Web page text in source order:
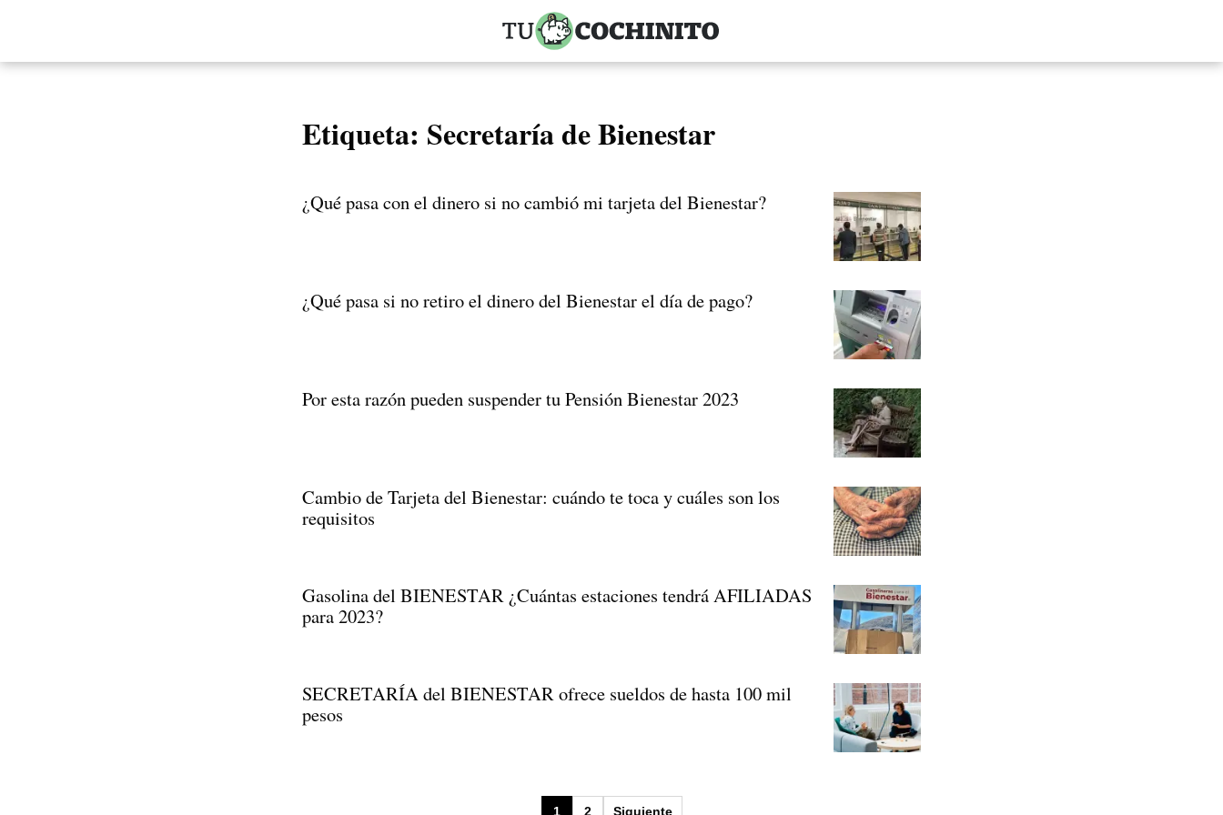
Etiqueta: Secretaría de Bienestar
¿Qué pasa con el dinero si no cambió mi tarjeta del Bienestar?
¿Qué pasa si no retiro el dinero del Bienestar el día de pago?
Por esta razón pueden suspender tu Pensión Bienestar 2023
Cambio de Tarjeta del Bienestar: cuándo te toca y cuáles son los
requisitos
Gasolina del BIENESTAR ¿Cuántas estaciones tendrá AFILIADAS
para 2023?
SECRETARÍA del BIENESTAR ofrece sueldos de hasta 100 mil
pesos
1 2 Siguiente